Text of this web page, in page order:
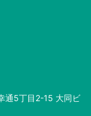
5丁目2-15 大同ビ